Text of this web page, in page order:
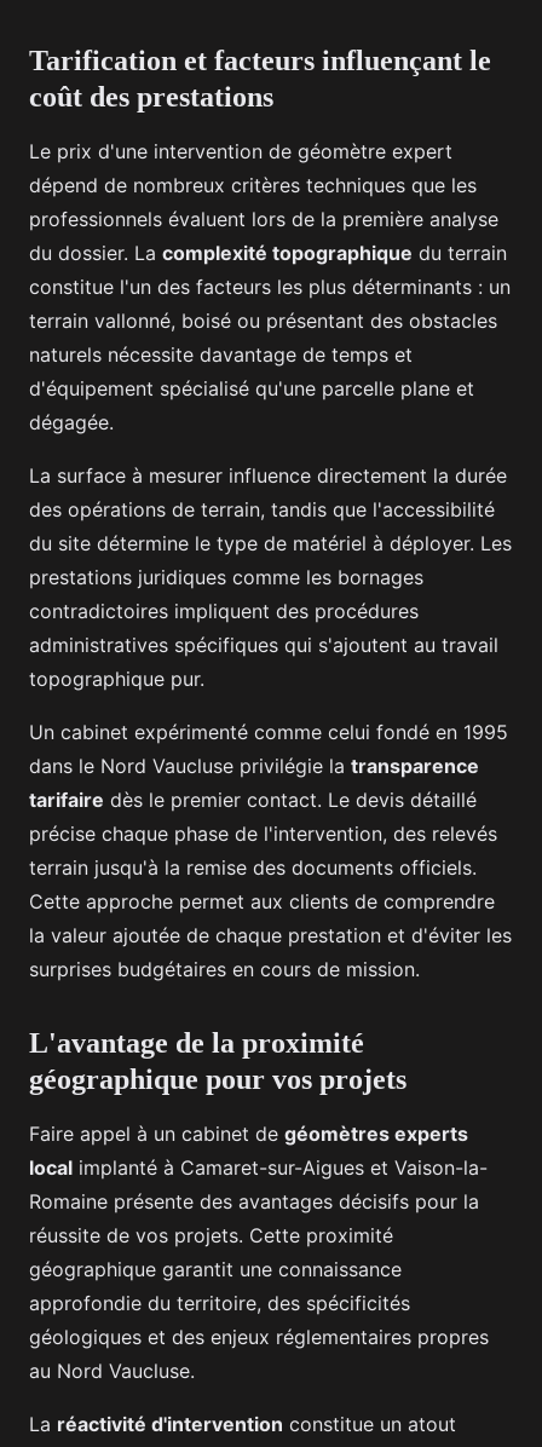
Tarification et facteurs influençant le
coût des prestations
Le prix d'une intervention de géomètre expert
dépend de nombreux critères techniques que les
professionnels évaluent lors de la première analyse
du dossier. La complexité topographique du terrain
constitue l'un des facteurs les plus déterminants : un
terrain vallonné, boisé ou présentant des obstacles
naturels nécessite davantage de temps et
d'équipement spécialisé qu'une parcelle plane et
dégagée.
La surface à mesurer influence directement la durée
des opérations de terrain, tandis que l'accessibilité
du site détermine le type de matériel à déployer. Les
prestations juridiques comme les bornages
contradictoires impliquent des procédures
administratives spécifiques qui s'ajoutent au travail
topographique pur.
Un cabinet expérimenté comme celui fondé en 1995
dans le Nord Vaucluse privilégie la transparence
tarifaire dès le premier contact. Le devis détaillé
précise chaque phase de l'intervention, des relevés
terrain jusqu'à la remise des documents officiels.
Cette approche permet aux clients de comprendre
la valeur ajoutée de chaque prestation et d'éviter les
surprises budgétaires en cours de mission.
L'avantage de la proximité
géographique pour vos projets
Faire appel à un cabinet de géomètres experts
local implanté à Camaret-sur-Aigues et Vaison-la-
Romaine présente des avantages décisifs pour la
réussite de vos projets. Cette proximité
géographique garantit une connaissance
approfondie du territoire, des spécificités
géologiques et des enjeux réglementaires propres
au Nord Vaucluse.
La réactivité d'intervention constitue un atout